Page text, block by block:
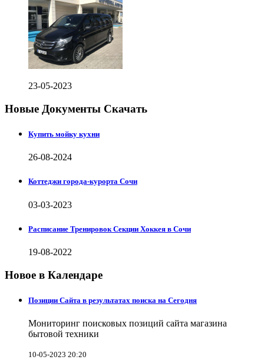
23-05-2023
Новые Документы Скачать
Купить мойку кухни
26-08-2024
Коттеджи города-курорта Сочи
03-03-2023
Расписание Тренировок Секции Хоккея в Сочи
19-08-2022
Новое в Календаре
Позиции Сайта в результатах поиска на Сегодня
Мониторинг поисковых позиций сайта магазина
бытовой техники
10-05-2023 20:20